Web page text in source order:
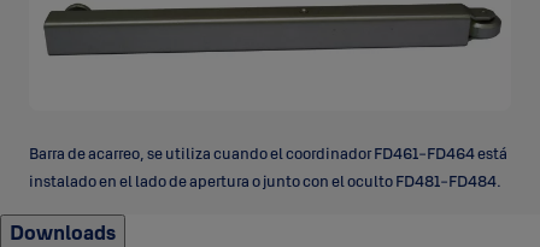
Barra de acarreo, se utiliza cuando el coordinador FD461-FD464 está
instalado en el lado de apertura o junto con el oculto FD481-FD484.
Downloads